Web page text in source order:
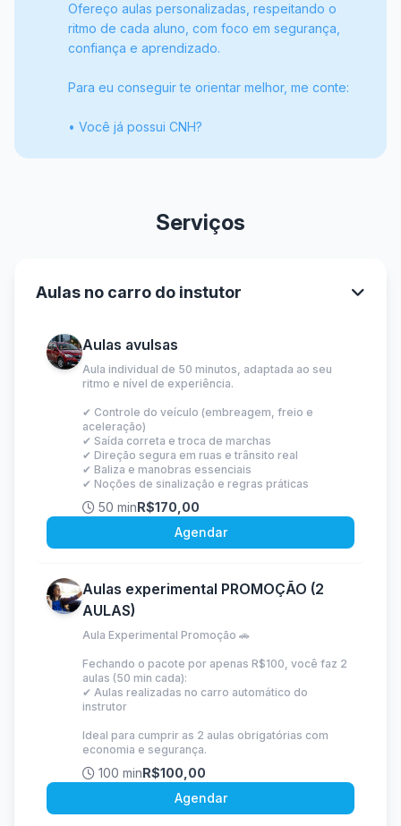
Ofereço aulas personalizadas, respeitando o
ritmo de cada aluno, com foco em segurança,
confiança e aprendizado.
Para eu conseguir te orientar melhor, me conte:
• Você já possui CNH?
Serviços
Aulas no carro do instutor
Aulas avulsas
Aula individual de 50 minutos, adaptada ao seu
ritmo e nível de experiência.
✔ Controle do veículo (embreagem, freio e
aceleração)
✔ Saída correta e troca de marchas
✔ Direção segura em ruas e trânsito real
✔ Baliza e manobras essenciais
✔ Noções de sinalização e regras práticas
50 minR$170,00
Agendar
Aulas experimental PROMOÇÃO (2
AULAS)
Aula Experimental Promoção 🚗
Fechando o pacote por apenas R$100, você faz 2
aulas (50 min cada):
✔ Aulas realizadas no carro automático do
instrutor
Ideal para cumprir as 2 aulas obrigatórias com
economia e segurança.
100 minR$100,00
Agendar